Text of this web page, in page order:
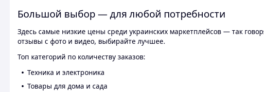
Большой выбор — для любой потребности
Здесь самые низкие цены среди украинских маркетплейсов — так
отзывы с фото и видео, выбирайте лучшее.
Топ категорий по количеству заказов:
Техника и электроника
Товары для дома и сада